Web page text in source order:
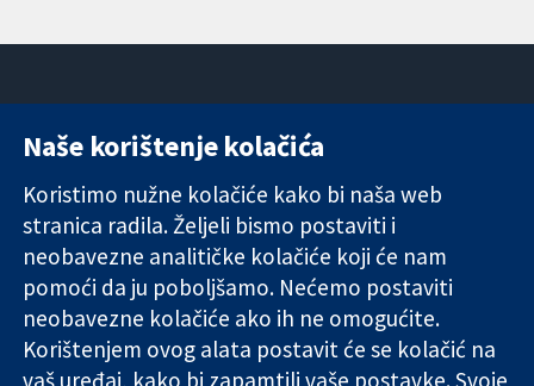
Pouzdani dokazi.
Utemeljeni
dokazi.
Bolje zdravlje.
11-13 Cavendish
London
W1G 0AN
Ujedinjeno
Kraljevstvo
Novosti
medije
O nama
Poslovi
Cochrane
Library
Naše korištenje kolačića
Koristimo nužne kolačiće kako bi naša web
stranica radila. Željeli bismo postaviti i
neobavezne analitičke kolačiće koji će nam
pomoći da ju poboljšamo. Nećemo postaviti
neobavezne kolačiće ako ih ne omogućite.
Korištenjem ovog alata postavit će se kolačić na
vaš uređaj, kako bi zapamtili vaše postavke. Svoje